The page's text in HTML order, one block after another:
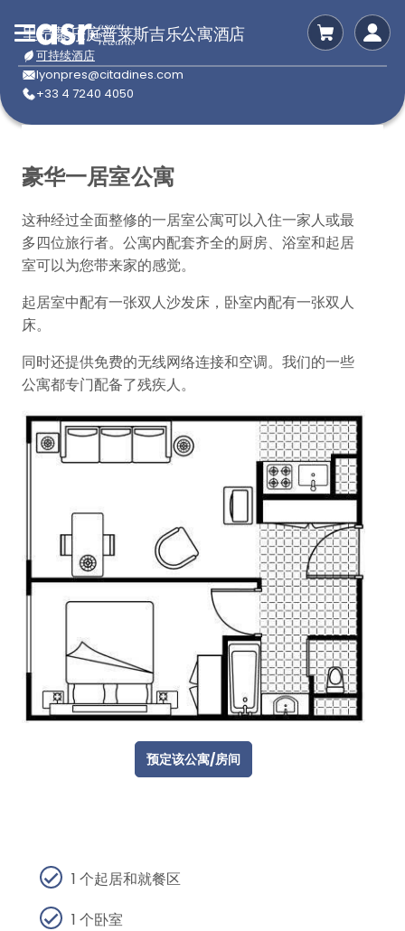
里昂馨乐庭普莱斯吉乐公寓酒店
可持续酒店
lyonpres@citadines.com
+33 4 7240 4050
豪华一居室公寓
这种经过全面整修的一居室公寓可以入住一家人或最
多四位旅行者。公寓内配套齐全的厨房、浴室和起居
室可以为您带来家的感觉。
起居室中配有一张双人沙发床，卧室内配有一张双人
床。
同时还提供免费的无线网络连接和空调。我们的一些
公寓都专门配备了残疾人。
预定该公寓/房间
1 个起居和就餐区
1 个卧室